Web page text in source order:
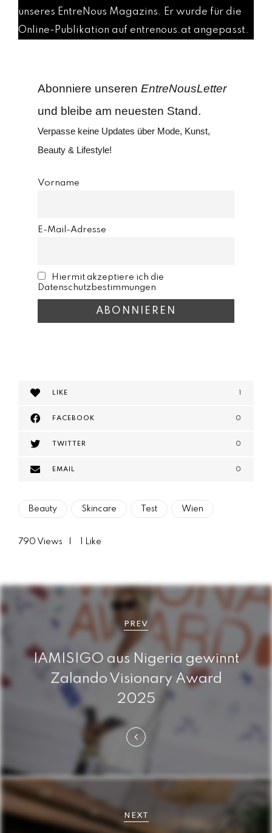
unseres EntreNous Magazins. Er wurde für die
Online-Publikation auf entrenous.at angepasst.
Abonniere unseren EntreNousLetter
und bleibe am neuesten Stand.
Verpasse keine Updates über Mode, Kunst,
Beauty & Lifestyle!
Vorname
E-Mail-Adresse
Hiermit akzeptiere ich die
Datenschutzbestimmungen
LIKE 1
FACEBOOK 0
TWITTER 0
EMAIL 0
Beauty Skincare Test Wien
790 Views Like
B
t
s
n
a
PREV
IAMISIGO aus Nigeria gewinnt
Zalando Visionary Award
2025
NEXT